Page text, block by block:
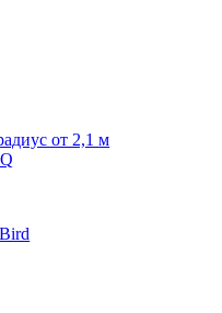
от 2,1 м